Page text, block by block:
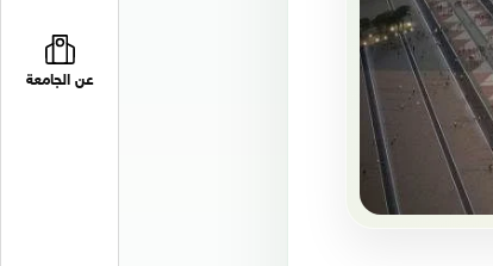
عن الجامعة